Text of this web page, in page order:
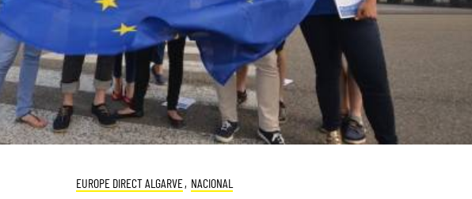
EUROPE DIRECT ALGARVE, NACIONAL